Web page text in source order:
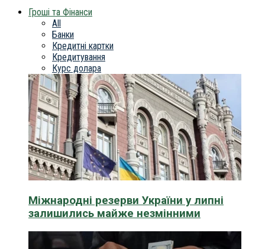
Гроші та Фінанси
All
Банки
Кредитні картки
Кредитування
Курс долара
Міжнародні резерви України у липні
залишились майже незмінними